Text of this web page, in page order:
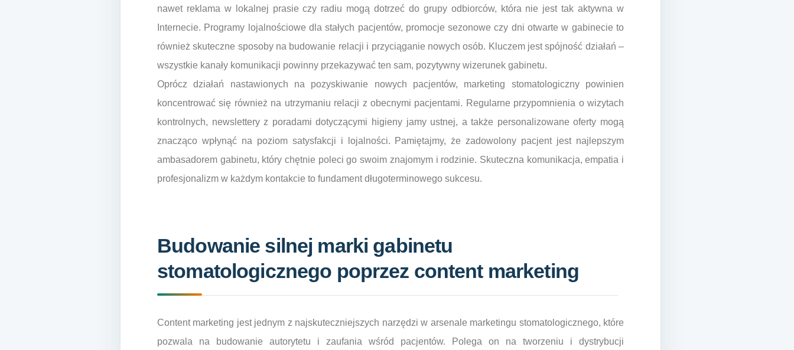
nawet reklama w lokalnej prasie czy radiu mogą dotrzeć do grupy odbiorców, która nie jest tak aktywna w
Internecie. Programy lojalnościowe dla stałych pacjentów, promocje sezonowe czy dni otwarte w gabinecie to
również skuteczne sposoby na budowanie relacji i przyciąganie nowych osób. Kluczem jest spójność działań –
wszystkie kanały komunikacji powinny przekazywać ten sam, pozytywny wizerunek gabinetu.
Oprócz działań nastawionych na pozyskiwanie nowych pacjentów, marketing stomatologiczny powinien
koncentrować się również na utrzymaniu relacji z obecnymi pacjentami. Regularne przypomnienia o wizytach
kontrolnych, newslettery z poradami dotyczącymi higieny jamy ustnej, a także personalizowane oferty mogą
znacząco wpłynąć na poziom satysfakcji i lojalności. Pamiętajmy, że zadowolony pacjent jest najlepszym
ambasadorem gabinetu, który chętnie poleci go swoim znajomym i rodzinie. Skuteczna komunikacja, empatia i
profesjonalizm w każdym kontakcie to fundament długoterminowego sukcesu.
Budowanie silnej marki gabinetu
stomatologicznego poprzez content marketing
Content marketing jest jednym z najskuteczniejszych narzędzi w arsenale marketingu stomatologicznego, które
pozwala na budowanie autorytetu i zaufania wśród pacjentów. Polega on na tworzeniu i dystrybucji